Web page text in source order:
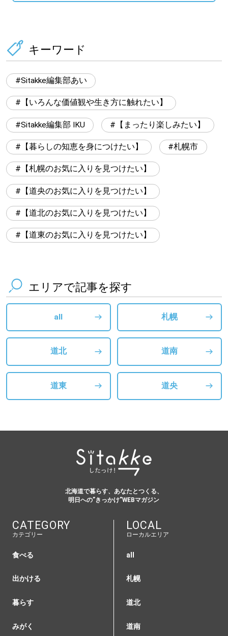
キーワード
Sitakke編集部あい
【いろんな価値観や生き方に触れたい】
Sitakke編集部 IKU 【まったり楽しみたい】
【暮らしの知恵を身につけたい】 札幌市
【札幌のお気に入りを見つけたい】
【道央のお気に入りを見つけたい】
【道北のお気に入りを見つけたい】
【道東のお気に入りを見つけたい】
エリアで記事を探す
all 札幌
道北 道南
道東 道央
北海道で暮らす、あなたとつくる、
明日への”きっかけ”WEBマガジン
CATEGORY
カテゴリー
食べる
出かける
暮らす
みがく
LOCAL
ローカルエリア
all
札幌
道北
道南